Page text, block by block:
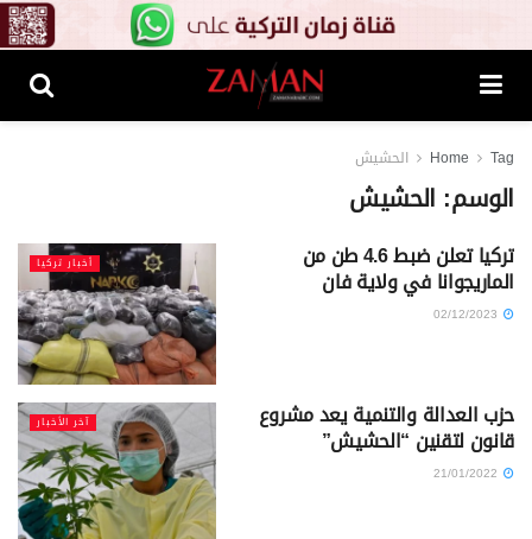
Home Tag الحشيش
الوسم: الحشيش
أخبار تركيا تركيا تعلن ضبط 4.6 طن من
الماريجوانا في ولاية فان
آخر الأخبار حزب العدالة والتنمية يعد مشروع
قانون لتقنين “الحشيش”